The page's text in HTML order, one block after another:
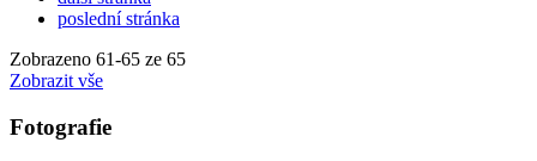
poslední stránka
Zobrazeno 61-65 ze 65
Zobrazit vše
Fotografie